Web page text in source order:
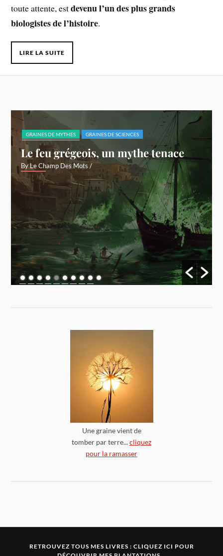
toute attente, estdevenu l’un des plus grands
biologistes de l’histoire.
LIRE LA SUITE
GRAINES DE MYTHES GRAINES DE SCIENCES
Le feu grégeois, un mythe tenace
By Le Champ Des Mots /
Une graine vient de
tomber par terre...cliquez
pour la ramasser
RETROUVEZ TOUS MES LIVRES : CLIQUEZ ICI POUR